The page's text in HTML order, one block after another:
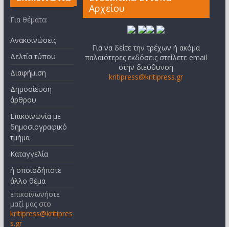
Για θέματα:
Ανακοινώσεις
Δελτία τύπου
Διαφήμιση
Δημοσίευση
άρθρου
Επικοινωνία με
δημοσιογραφικό
τμήμα
Καταγγελία
ή οποιοδήποτε
άλλο θέμα
επικοινωνήστε
μαζί μας στο
kritipress@kritipres
s.gr
Αρχείου
Για να δείτε την τρέχων ή ακόμα
παλαιότερες εκδόσεις στείλετε email
στην διεύθυνση
kritipress@kritipress.gr